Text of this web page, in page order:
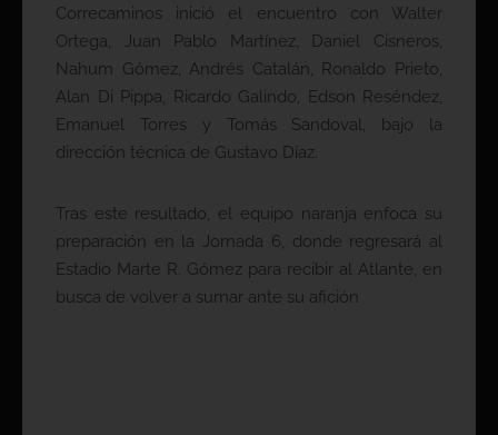
Correcaminos inició el encuentro con Walter
Ortega, Juan Pablo Martínez, Daniel Cisneros,
Nahum Gómez, Andrés Catalán, Ronaldo Prieto,
Alan Di Pippa, Ricardo Galindo, Edson Reséndez,
Emanuel Torres y Tomás Sandoval, bajo la
dirección técnica de Gustavo Díaz.
Tras este resultado, el equipo naranja enfoca su
preparación en la Jornada 6, donde regresará al
Estadio Marte R. Gómez para recibir al Atlante, en
busca de volver a sumar ante su afición